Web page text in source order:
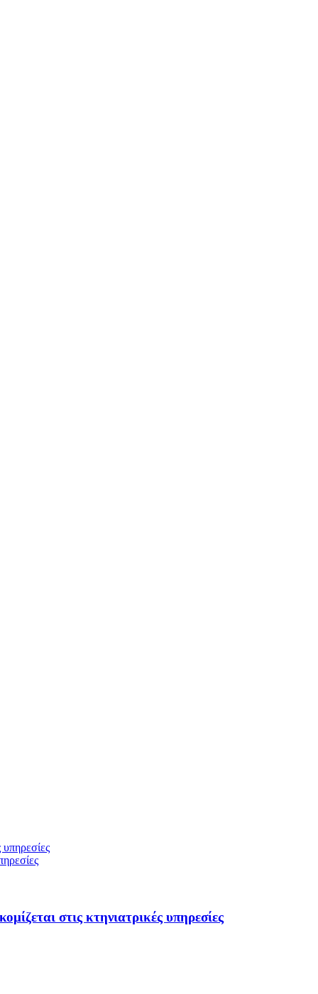
στις κτηνιατρικές υπηρεσίες